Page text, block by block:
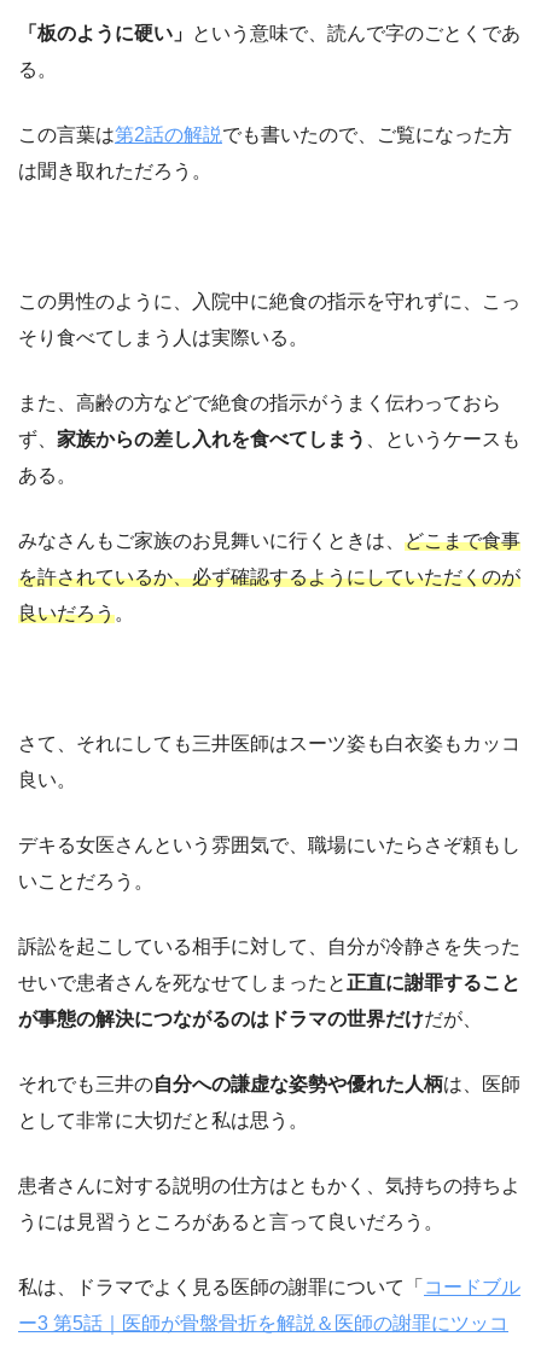
「板のように硬い」 という意味で、読んで字のごとくであ
る。
この言葉は第2話の解説でも書いたので、ご覧になった方
は聞き取れただろう。
この男性のように、入院中に絶食の指示を守れずに、こっ
そり食べてしまう人は実際いる。
また、高齢の方などで絶食の指示がうまく伝わっておら
ず、 家族からの差し入れを食べてしまう 、というケースも
ある。
みなさんもご家族のお見舞いに行くときは、 どこまで食事
を許されているか、必ず確認するようにしていただくのが
良いだろう。
さて、それにしても三井医師はスーツ姿も白衣姿もカッコ
良い。
デキる女医さんという雰囲気で、職場にいたらさぞ頼もし
いことだろう。
訴訟を起こしている相手に対して、自分が冷静さを失った
せいで患者さんを死なせてしまったと正直に謝罪すること
が事態の解決につながるのはドラマの世界だけだが、
それでも三井の自分への謙虚な姿勢や優れた人柄は、医師
として非常に大切だと私は思う。
患者さんに対する説明の仕方はともかく、気持ちの持ちよ
うには見習うところがあると言って良いだろう。
私は、ドラマでよく見る医師の謝罪について「 コードブル
ー3 第5話｜医師が骨盤骨折を解説＆医師の謝罪にツッコ